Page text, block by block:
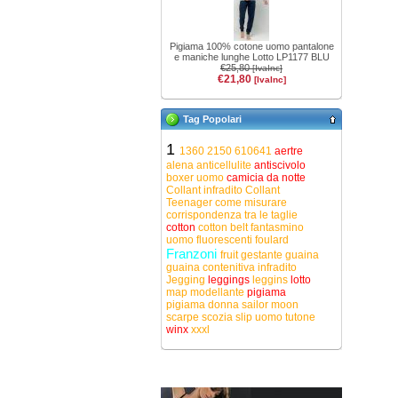
Pigiama 100% cotone uomo pantalone
e maniche lunghe Lotto LP1177 BLU
€25,80[IvaInc]
€21,80 [IvaInc]
Tag Popolari
1 1360 2150 610641 aertre
alena anticellulite antiscivolo
boxer uomo camicia da notte
Collant infradito Collant
Teenager come misurare
corrispondenza tra le taglie
cotton cotton beltfantasmino
uomo fluorescenti foulard
Franzoni fruitgestante guaina
guaina contenitiva infradito
Jegging leggings leggins lotto
map modellante pigiama
pigiama donna sailor moon
scarpe scozia slip uomo tutone
winx xxxl